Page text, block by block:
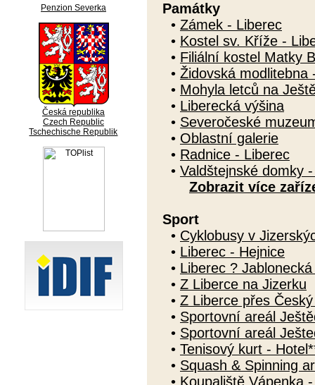
Penzion Severka
Česká republika
Czech Republic
Tschechische Republik
Památky
• Zámek - Liberec
• Kostel sv. Kříže -
• Filiální kostel Matky
• Židovská modlitebna
• Mohyla letců na
• Liberecká výšina
• Severočeské
• Oblastní galerie
• Radnice - Liberec
• Valdštejnské domky
Zobrazit více
Sport
• Cyklobusy v
• Liberec - Hejnice
• Liberec ?
• Z Liberce na Jizerku
• Z Liberce přes
• Sportovní areál
• Sportovní areál
• Tenisový kurt -
• Squash & Spinning
• Koupaliště Vápenka